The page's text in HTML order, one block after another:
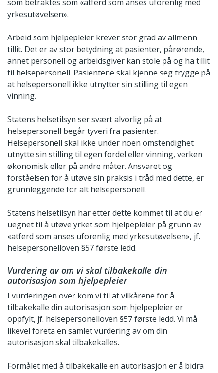
som betraktes som «atferd som anses uforenlig med
yrkesutøvelsen».
Arbeid som hjelpepleier krever stor grad av allmenn
tillit. Det er av stor betydning at pasienter, pårørende,
annet personell og arbeidsgiver kan stole på og ha tillit
til helsepersonell. Pasientene skal kjenne seg trygge på
at helsepersonell ikke utnytter sin stilling til egen
vinning.
Statens helsetilsyn ser svært alvorlig på at
helsepersonell begår tyveri fra pasienter.
Helsepersonell skal ikke under noen omstendighet
utnytte sin stilling til egen fordel eller vinning, verken
økonomisk eller på andre måter. Ansvaret og
forståelsen for å utøve sin praksis i tråd med dette, er
grunnleggende for alt helsepersonell.
Statens helsetilsyn har etter dette kommet til at du er
uegnet til å utøve yrket som hjelpepleier på grunn av
«atferd som anses uforenlig med yrkesutøvelsen», jf.
helsepersonelloven §57 første ledd.
Vurdering av om vi skal tilbakekalle din
autorisasjon som hjelpepleier
I vurderingen over kom vi til at vilkårene for å
tilbakekalle din autorisasjon som hjelpepleier er
oppfylt, jf. helsepersonelloven §57 første ledd. Vi må
likevel foreta en samlet vurdering av om din
autorisasjon skal tilbakekalles.
Formålet med å tilbakekalle en autorisasjon er å bidra